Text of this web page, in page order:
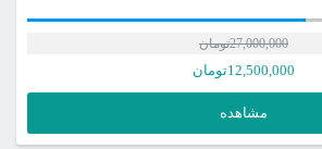
27,000,000تومان
12,500,000تومان
مشاهده